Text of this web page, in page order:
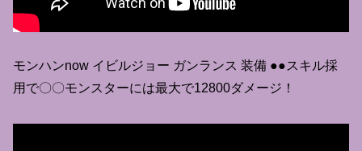
モンハンnow イビルジョー ガンランス 装備 ●●スキル採
用で〇〇モンスターには最大で12800ダメージ！